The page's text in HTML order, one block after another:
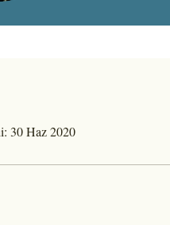
30 Haz 2020